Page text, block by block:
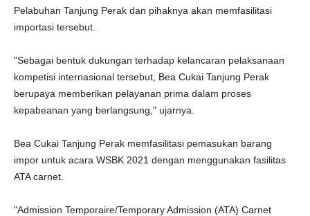
Pelabuhan Tanjung Perak dan pihaknya akan memfasilitasi
importasi tersebut.
"Sebagai bentuk dukungan terhadap kelancaran pelaksanaan
kompetisi internasional tersebut, Bea Cukai Tanjung Perak
berupaya memberikan pelayanan prima dalam proses
kepabeanan yang berlangsung," ujarnya.
Bea Cukai Tanjung Perak memfasilitasi pemasukan barang
impor untuk acara WSBK 2021 dengan menggunakan fasilitas
ATA carnet.
"Admission Temporaire/Temporary Admission (ATA) Carnet